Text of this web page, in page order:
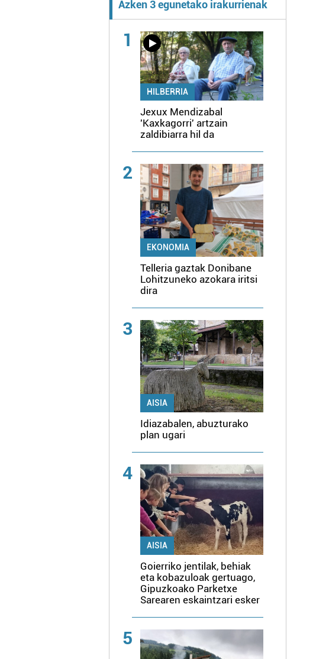
Azken 3 egunetako irakurrienak
1
HILBERRIA
Jexux Mendizabal
'Kaxkagorri' artzain
zaldibiarra hil da
2
EKONOMIA
Telleria gaztak Donibane
Lohitzuneko azokara iritsi
dira
3
AISIA
Idiazabalen, abuzturako
plan ugari
4
AISIA
Goierriko jentilak, behiak
eta kobazuloak gertuago,
Gipuzkoako Parketxe
Sarearen eskaintzari esker
5